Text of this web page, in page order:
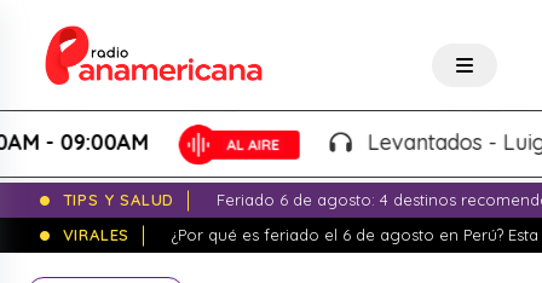
Levantados - Luigui
TIPS Y SALUD
Feriado 6 de agosto: 4 destinos
VIRALES
¿Por qué es feriado el 6 de agosto en Perú?